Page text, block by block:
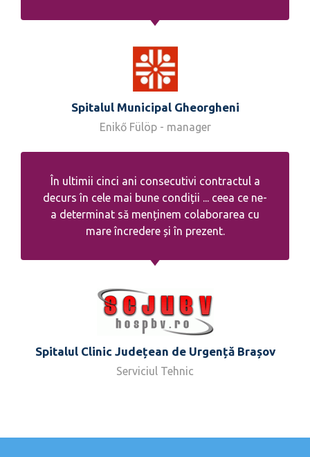
Spitalul Municipal Gheorgheni
Enikő Fülöp - manager
În ultimii cinci ani consecutivi contractul a
decurs în cele mai bune condiții ... ceea ce ne-
a determinat să menținem colaborarea cu
mare încredere și în prezent.
Spitalul Clinic Județean de Urgență Brașov
Serviciul Tehnic